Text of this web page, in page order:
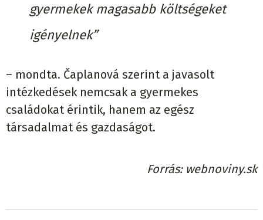
gyermekek magasabb költségeket
igényelnek”
– mondta. Čaplanová szerint a javasolt
intézkedések nemcsak a gyermekes
családokat érintik, hanem az egész
társadalmat és gazdaságot.
Forrás webnoviny.sk